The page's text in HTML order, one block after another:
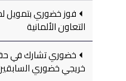
فوز خضوري بتمويل
التعاون الألمانية
خضوري تشارك في
خريجي خضوري